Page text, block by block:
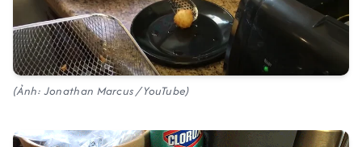
(Ảnh: Jonathan Marcus / YouTube)